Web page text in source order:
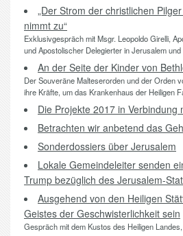
„Der Strom der christlichen
nimmt zu“
Exklusivgespräch mit Msgr. Leopoldo Girelli,
und Apostolischer Delegierter in Jerusalem und
An der Seite der Kinder von
Der Souveräne Malteserorden und der Orden
ihre Kräfte, um das Krankenhaus der Heiligen
Die Projekte 2017 in Verbindung
Betrachten wir anbetend das
Sonderdossiers über Jerusalem
Lokale Gemeindeleiter senden
Trump bezüglich des Jerusalem-
Ausgehend von den Heiligen
Geistes der Geschwisterlichkeit sein
Gespräch mit dem Kustos des Heiligen